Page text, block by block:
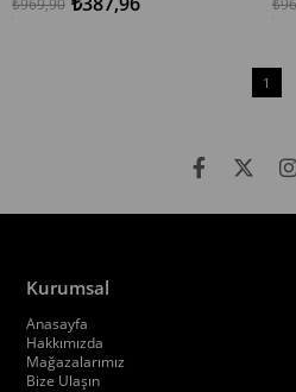
₺969,90
1
Kurumsal
Anasayfa
Hakkımızda
Mağazalarımız
Bize Ulaşın